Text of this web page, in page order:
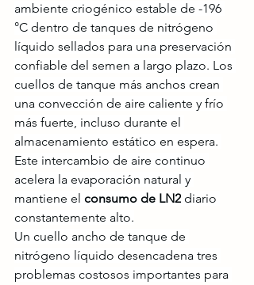
ambiente criogénico estable de -196
°C dentro de tanques de nitrógeno
líquido sellados para una preservación
confiable del semen a largo plazo. Los
cuellos de tanque más anchos crean
una convección de aire caliente y frío
más fuerte, incluso durante el
almacenamiento estático en espera.
Este intercambio de aire continuo
acelera la evaporación natural y
mantiene el consumo de LN2 diario
constantemente alto.
Un cuello ancho de tanque de
nitrógeno líquido desencadena tres
problemas costosos importantes para